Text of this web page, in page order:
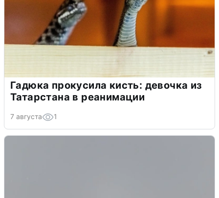
Гадюка прокусила кисть: девочка из
Татарстана в реанимации
7 августа 1